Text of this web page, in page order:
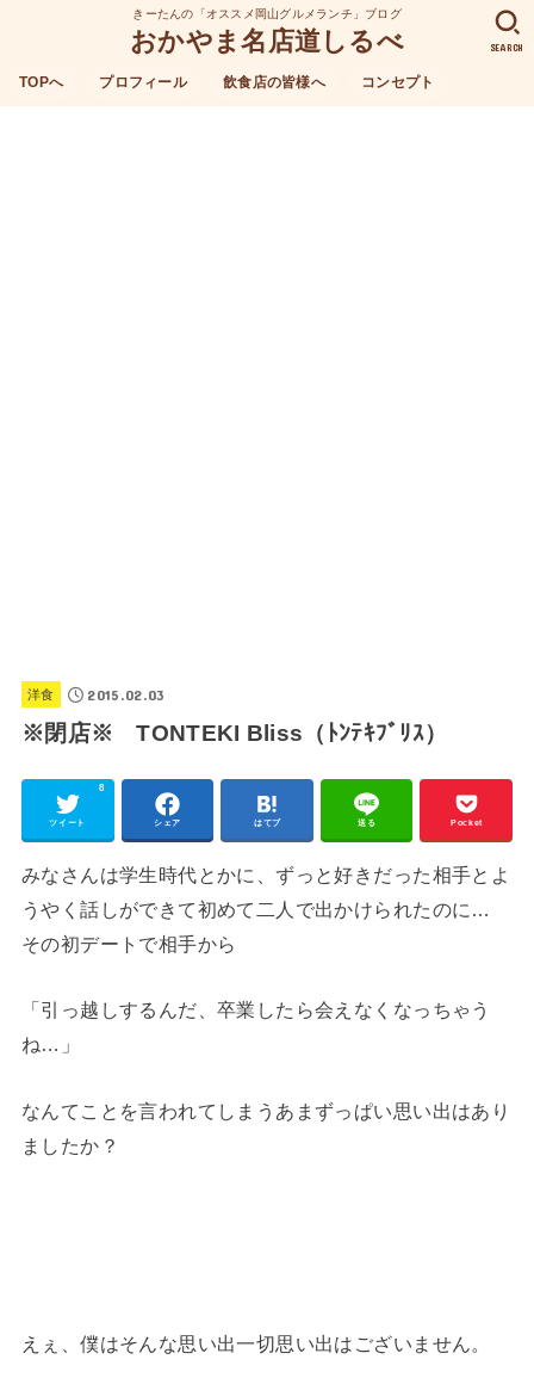
きーたんの「オススメ岡山グルメランチ」ブログ
おかやま名店道しるべ
TOPへ プロフィール 飲食店の皆様へ コンセプト
SEARCH
洋食 2015.02.03
※閉店※ TONTEKI Bliss（ﾄﾝﾃｷﾌﾞﾘｽ）
ツイート
8
シェア はてブ 送る Pocket
みなさんは学生時代とかに、ずっと好きだった相手とよ
うやく話しができて初めて二人で出かけられたのに…
その初デートで相手から
「引っ越しするんだ、卒業したら会えなくなっちゃう
ね…」
なんてことを言われてしまうあまずっぱい思い出はあり
ましたか？
えぇ、僕はそんな思い出一切思い出はございません。